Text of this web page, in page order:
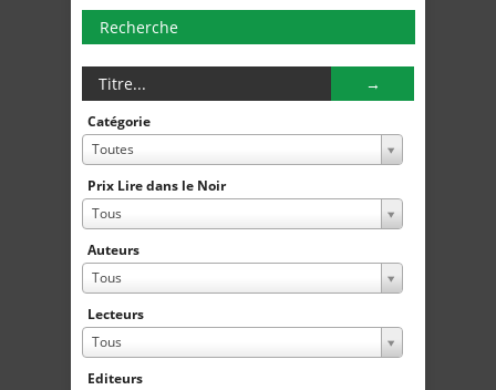
Recherche
Catégorie
Toutes
Prix Lire dans le Noir
Tous
Auteurs
Tous
Lecteurs
Tous
Editeurs